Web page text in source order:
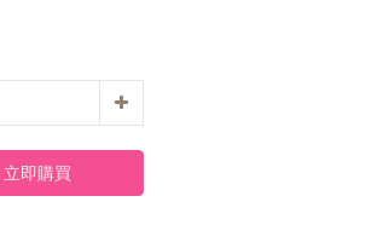
立即購買